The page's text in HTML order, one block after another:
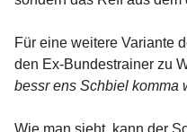
Für eine weitere Variante
den Ex-Bundestrainer zu
bessr ens Schbiel komma
Wie man sieht, kann der